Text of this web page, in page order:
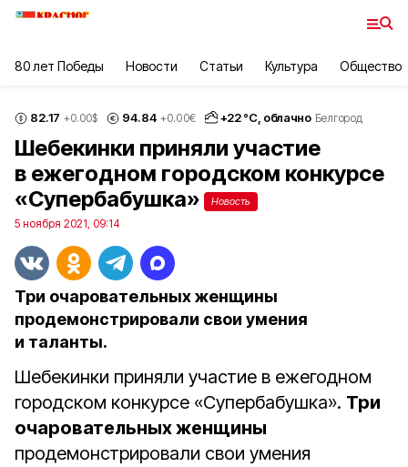
80 лет Победы Новости Статьи Культура Общество
82.17 +0.00$ 94.84 +0.00€ +22°С, облачно Белгород
Шебекинки приняли участие
в ежегодном городском конкурсе
«Супербабушка»
Новость
5 ноября 2021, 09:14
Три очаровательных женщины
продемонстрировали свои умения
и таланты.
Шебекинки приняли участие в ежегодном
городском конкурсе «Супербабушка». Три
очаровательных женщины
продемонстрировали свои умения